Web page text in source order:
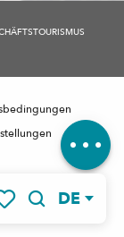
DE
Kommentare